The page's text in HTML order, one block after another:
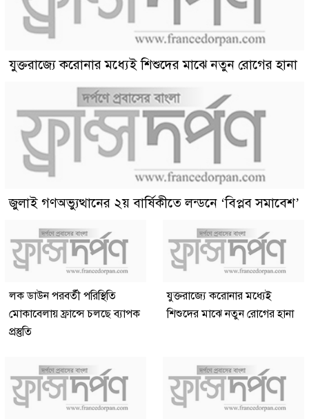
যুক্তরাজ্যে করোনার মধ্যেই শিশুদের মাঝে নতুন রোগের হানা
জুলাই গণঅভ্যুত্থানের ২য় বার্ষিকীতে লন্ডনে ‘বিপ্লব সমাবেশ’
লক ডাউন পরবর্তী পরিস্থিতি
মোকাবেলায় ফ্রান্সে চলছে ব্যাপক
প্রস্তুতি
যুক্তরাজ্যে করোনার মধ্যেই
শিশুদের মাঝে নতুন রোগের হানা